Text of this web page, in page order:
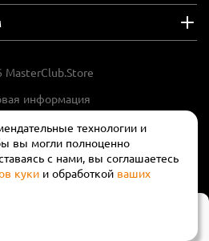
технологии и
вы могли полноценно
с нами, вы соглашаетесь
куки и обработкой ваших
MasterClub.Store
информация
обработки и защите
данных